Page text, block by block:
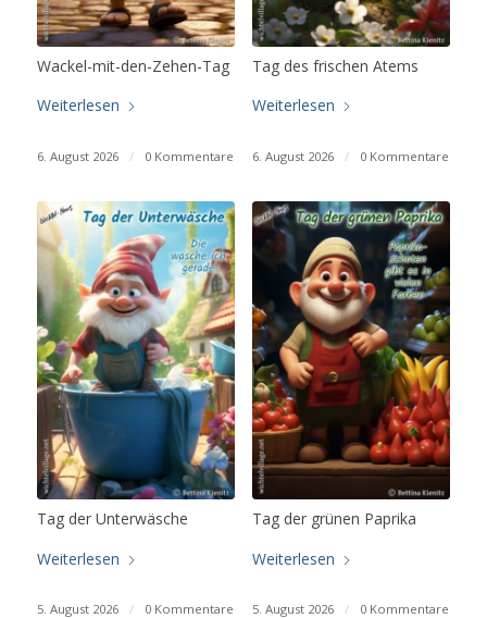
Wackel-mit-den-Zehen-Tag
Weiterlesen
6. August 2026 / 0 Kommentare
Tag des frischen Atems
Weiterlesen
6. August 2026 / 0 Kommentare
Tag der Unterwäsche
Weiterlesen
5. August 2026 / 0 Kommentare
Tag der grünen Paprika
Weiterlesen
5. August 2026 / 0 Kommentare